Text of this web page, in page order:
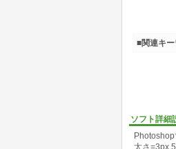
ソフト詳細
Photoshop
太さ
■関連キー